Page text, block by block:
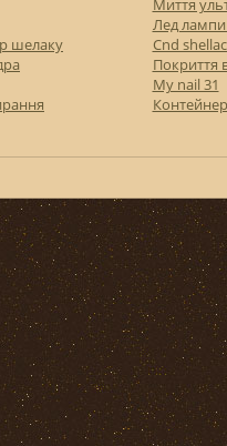
шелаку
Миття
Лед
Cnd
Покриття
My nail 31